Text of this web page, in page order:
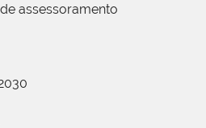
assessoramento